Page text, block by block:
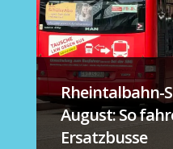
Rheintalbahn-
August: So
Ersatzbusse